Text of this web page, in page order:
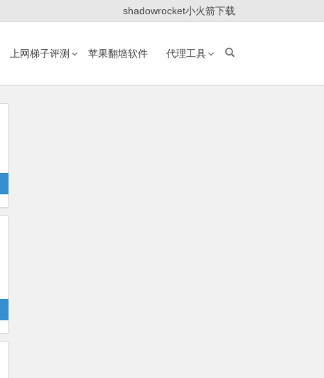
shadowrocket小火箭下载
上网梯子评测 苹果翻墙软件 代理工具